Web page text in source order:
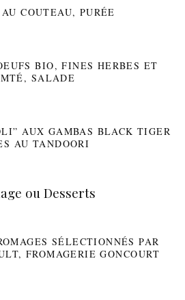
COUTEAU, PURÉE
BIO, FINES HERBES ET
SALADE
AUX GAMBAS BLACK TIGER
AU TANDOORI
ou Desserts
SÉLECTIONNÉS PAR
FROMAGERIE GONCOURT